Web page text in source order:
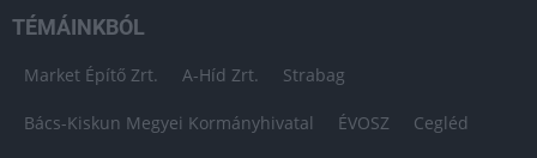
TÉMÁINKBÓL
Market Építő Zrt. A-Híd Zrt. Strabag
Bács-Kiskun Megyei Kormányhivatal ÉVOSZ Cegléd